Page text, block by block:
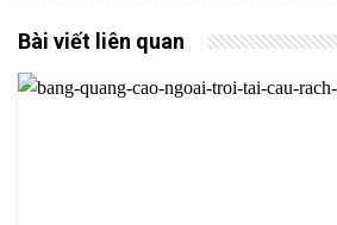
Bài viết liên quan